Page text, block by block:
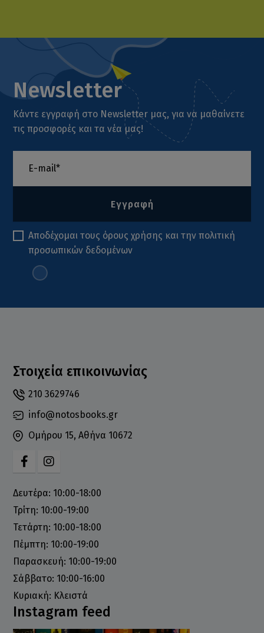
Newsletter
Κάντε εγγραφή στο Newsletter μας, για να μαθαίνετε
τις προσφορές και τα νέα μας!
Εγγραφή
Αποδέχομαι τους όρους χρήσης και τηνπολιτική
προσωπικών δεδομένων
Στοιχεία επικοινωνίας
210 3629746
info@notosbooks.gr
Ομήρου 15, Αθήνα 10672
Δευτέρα: 10:00-18:00
Τρίτη: 10:00-19:00
Τετάρτη: 10:00-18:00
Πέμπτη: 10:00-19:00
Παρασκευή: 10:00-19:00
Σάββατο: 10:00-16:00
Κυριακή: Κλειστά
Instagram feed